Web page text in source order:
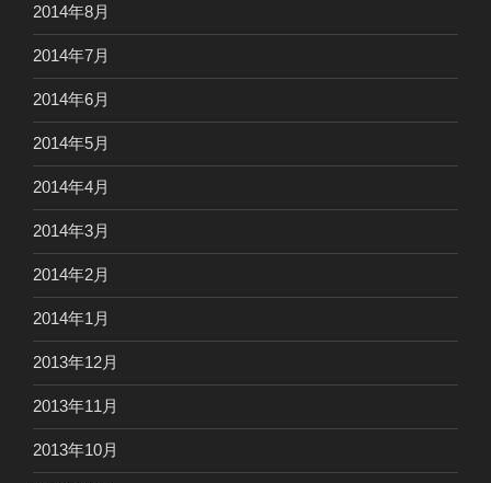
2014年8月
2014年7月
2014年6月
2014年5月
2014年4月
2014年3月
2014年2月
2014年1月
2013年12月
2013年11月
2013年10月